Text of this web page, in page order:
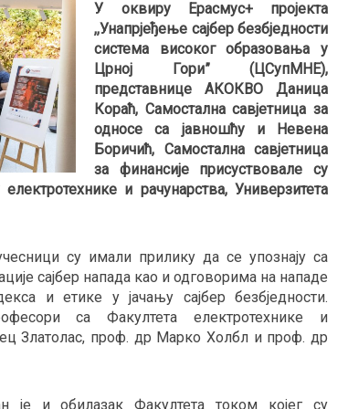
У оквиру Ерасмус+ пројекта
,,Унапрјеђење сајбер безбједности
система високог образовања у
Црној Гори” (ЦСупМНЕ),
представнице АКОКВО Даница
Кораћ, Самостална савјетница за
односе са јавношћу и Невена
Боричић, Самостална савјетница
за финансије присуствовале су
и рачунарства, Универзитета
су имали прилику да се упознају са
сајбер напада као и одговорима на нападе
и етике у јачању сајбер безбједности.
са Факултета електротехнике и
Златолас, проф. др Марко Холбл и проф. др
је и обилазак Факултета током којег су